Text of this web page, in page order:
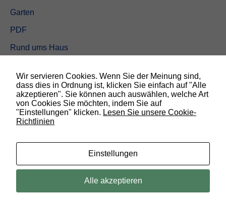
Garten
PDF
Rund ums Haus
Sicherheit
SUCHEN
© 2019 Bauland Magazin Braunschweig, Peine & Wolfsburg. All rights
Wir servieren Cookies. Wenn Sie der Meinung sind,
dass dies in Ordnung ist, klicken Sie einfach auf "Alle
akzeptieren". Sie können auch auswählen, welche Art
von Cookies Sie möchten, indem Sie auf
"Einstellungen" klicken. Lesen Sie unsere Cookie-
Richtlinien
Einstellungen
Alle akzeptieren
t
w
e
n
d
i
g